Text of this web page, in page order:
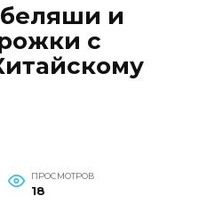
и
с
ПРОСМОТРОВ
18